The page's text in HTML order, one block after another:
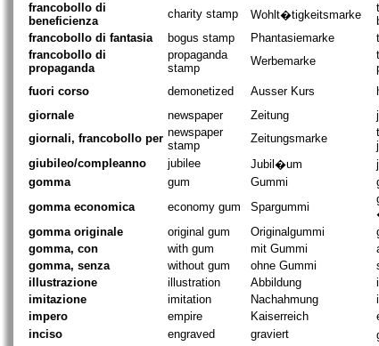
francobollo di
beneficienza
charity stamp Wohlt�tigkeitsmarke
francobollo di fantasia
bogus stamp Phantasiemarke
francobollo di
propaganda
propaganda
stamp
Werbemarke
fuori corso demonetized Ausser Kurs
giornale
newspaper Zeitung
giornali, francobollo per newspaper
stamp
Zeitungsmarke
giubileo/compleanno
jubilee Jubil�um
gomma
gum Gummi
gomma economica
economy gum Spargummi
gomma originale
original gum Originalgummi
gomma, con
with gum mit Gummi
gomma, senza
without gum ohne Gummi
illustrazione
illustration Abbildung
imitazione
imitation Nachahmung
impero
empire Kaiserreich
inciso
engraved graviert